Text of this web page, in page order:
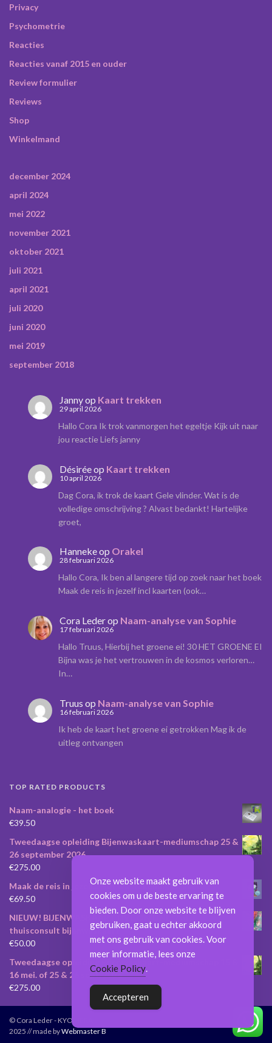
Privacy
Psychometrie
Reacties
Reacties vanaf 2015 en ouder
Review formulier
Reviews
Shop
Winkelmand
december 2024
april 2024
mei 2022
november 2021
oktober 2021
juli 2021
april 2021
juli 2020
juni 2020
mei 2019
september 2018
Jannyop Kaart trekken
29 april 2026
Hallo Cora Ik trok vanmorgen het egeltje Kijk uit naar
jou reactie Liefs janny
Désiréeop Kaart trekken
10 april 2026
Dag Cora, ik trok de kaart Gele vlinder. Wat is de
volledige omschrijving ? Alvast bedankt! Hartelijke
groet,
Hannekeop Orakel
28 februari 2026
Hallo Cora, Ik ben al langere tijd op zoek naar het boek
Maak de reis in jezelf incl kaarten (ook…
Cora Lederop Naam-analyse van Sophie
17 februari 2026
Hallo Truus, Hierbij het groene ei! 30 HET GROENE EI
Bijna was je het vertrouwen in de kosmos verloren…
In…
Truus op Naam-analyse van Sophie
16 februari 2026
Ik heb de kaart het groene ei getrokken Mag ik de
uitleg ontvangen
TOP RATED PRODUCTS
Naam-analogie - het boek
€39.50
Tweedaagse opleiding Bijenwaskaart-mediumschap 25 &
26 september 2026
€275.00
Maak de reis in jezelf... Het wastekening Orakel
€69.50
NIEUW! BIJENWASKAART LIVE ON LINE! / of
thuisconsult bijenwaskaart
€50.00
Tweedaagse opleiding Bijenwaskaart-mediumschap 15 &
16 mei. of 25 & 26 sept. 2026
€275.00
© Cora Leder - KYOMERA -
2025 // made byWebmaster B
Onze website maakt gebruik van
cookies om u de beste ervaring te
bieden. Door onze website te blijven
gebruiken, gaat u echter akkoord
met ons gebruik van cookies. Voor
meer informatie, lees onze
Cookie Policy.
Accepteren